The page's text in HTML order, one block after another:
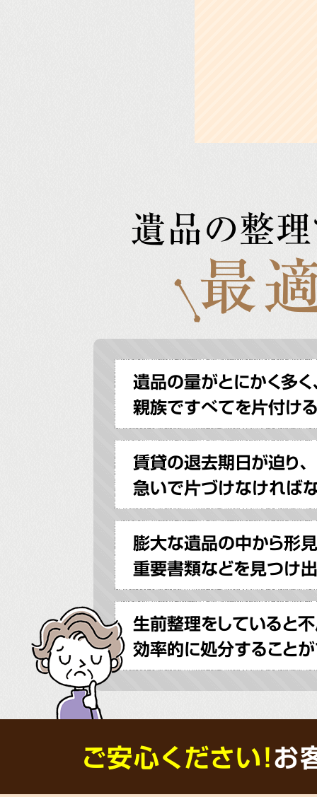
遺品の整理
最
遺品の量がとにかく多く
親族ですべてを片付け
賃貸の退去期日が迫り、
急いで片づけなければ
膨大な遺品の中から形
重要書類などを見つけ
生前整理をしていると不
効率的に処分すること
ご安心ください！お